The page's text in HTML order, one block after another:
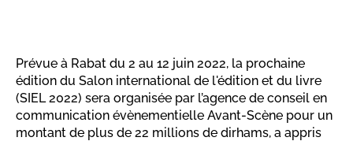
Prévue à Rabat du 2 au 12 juin 2022, la prochaine
édition du Salon international de l'édition et du livre
(SIEL 2022) sera organisée par l’agence de conseil en
communication évènementielle Avant-Scène pour un
montant de plus de 22 millions de dirhams, a appris